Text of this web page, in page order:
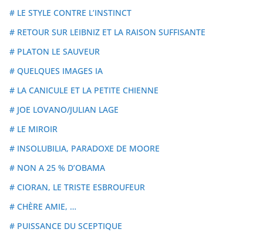
# LE STYLE CONTRE L’INSTINCT
# RETOUR SUR LEIBNIZ ET LA RAISON SUFFISANTE
# PLATON LE SAUVEUR
# QUELQUES IMAGES IA
# LA CANICULE ET LA PETITE CHIENNE
# JOE LOVANO/JULIAN LAGE
# LE MIROIR
# INSOLUBILIA, PARADOXE DE MOORE
# NON A 25 % D’OBAMA
# CIORAN, LE TRISTE ESBROUFEUR
# CHÈRE AMIE, …
# PUISSANCE DU SCEPTIQUE